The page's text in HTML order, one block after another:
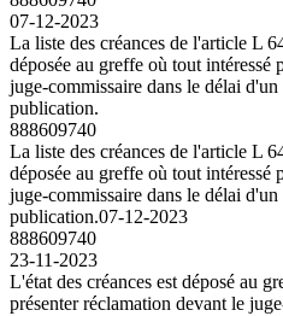
07-12-2023
La liste des créances de l'article L
déposée au greffe où tout intéressé
juge-commissaire dans le délai
publication.
888609740
La liste des créances de l'article L
déposée au greffe où tout intéressé
juge-commissaire dans le délai
publication.07-12-2023
888609740
23-11-2023
L'état des créances est déposé au
présenter réclamation devant le